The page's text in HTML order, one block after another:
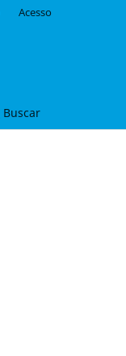
Buscar
Acesso